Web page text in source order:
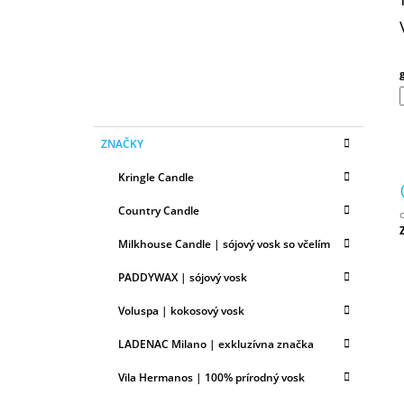
kategórie
K
AZNAČKY
Kringle Candle
Country Candle
Milkhouse Candle | sójový vosk so včelím
PADDYWAX | sójový vosk
Voluspa | kokosový vosk
LADENAC Milano | exkluzívna značka
Vila Hermanos | 100% prírodný vosk